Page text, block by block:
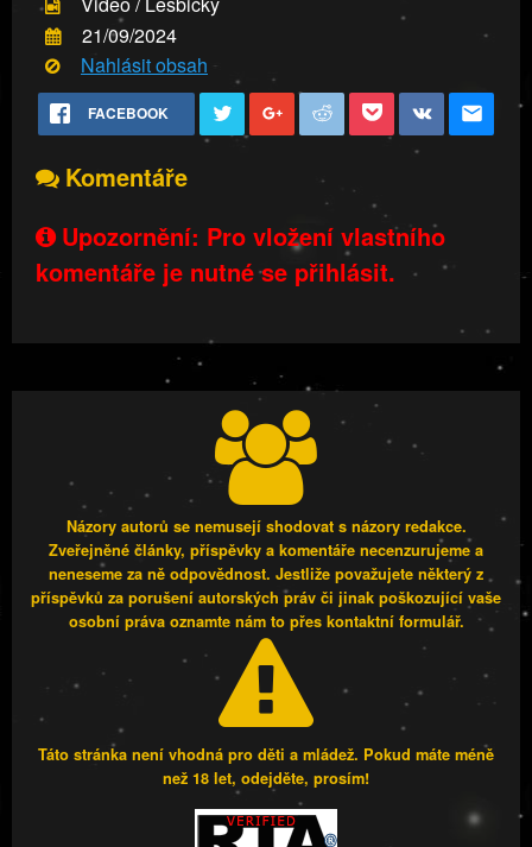
21/09/2024
Nahlásit obsah
FACEBOOK
Komentáře
Upozornění: Pro vložení vlastního
komentáře je nutné se přihlásit.
Názory autorů se nemusejí shodovat s názory redakce.
Zveřejněné články, příspěvky a komentáře necenzurujeme a
neneseme za ně odpovědnost. Jestliže považujete některý z
příspěvků za porušení autorských práv či jinak poškozující vaše
osobní práva oznamte nám to přes kontaktní formulář.
Táto stránka není vhodná pro děti a mládež. Pokud máte méně
než 18 let, odejděte, prosím!